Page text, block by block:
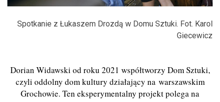
Spotkanie z Łukaszem Drozdą w Domu Sztuki. Fot. Karol
Giecewicz
Dorian Widawski od roku 2021 współtworzy Dom Sztuki,
czyli oddolny dom kultury działający na warszawskim
Grochowie. Ten eksperymentalny projekt polega na